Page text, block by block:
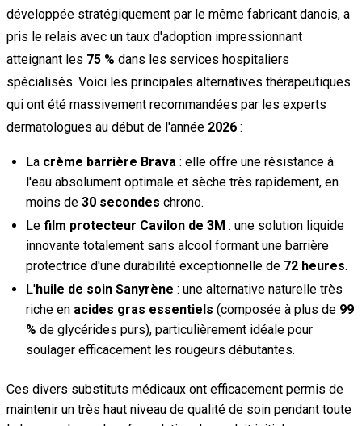
développée stratégiquement par le même fabricant danois, a
pris le relais avec un taux d'adoption impressionnant
atteignant les 75 % dans les services hospitaliers
spécialisés. Voici les principales alternatives thérapeutiques
qui ont été massivement recommandées par les experts
dermatologues au début de l'année 2026 :
La crème barrière Brava : elle offre une résistance à
l'eau absolument optimale et sèche très rapidement, en
moins de 30 secondes chrono.
Le film protecteur Cavilon de 3M : une solution liquide
innovante totalement sans alcool formant une barrière
protectrice d'une durabilité exceptionnelle de 72 heures.
L'huile de soin Sanyrène : une alternative naturelle très
riche en acides gras essentiels (composée à plus de 99
% de glycérides purs), particulièrement idéale pour
soulager efficacement les rougeurs débutantes.
Ces divers substituts médicaux ont efficacement permis de
maintenir un très haut niveau de qualité de soin pendant toute